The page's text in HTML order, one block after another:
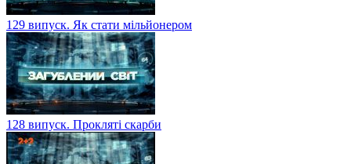
129 випуск. Як стати мільйонером
128 випуск. Прокляті скарби